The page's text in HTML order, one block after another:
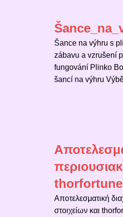
Šance na výhru s
zábavu a vzrušení
fungování Plinko
šancí na výhru
thorfortune
Αποτελεσματική
στοιχείων και